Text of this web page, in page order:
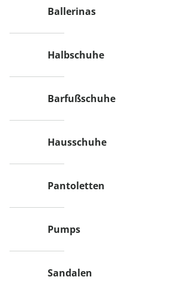
Ballerinas
Halbschuhe
Barfußschuhe
Hausschuhe
Pantoletten
Pumps
Sandalen